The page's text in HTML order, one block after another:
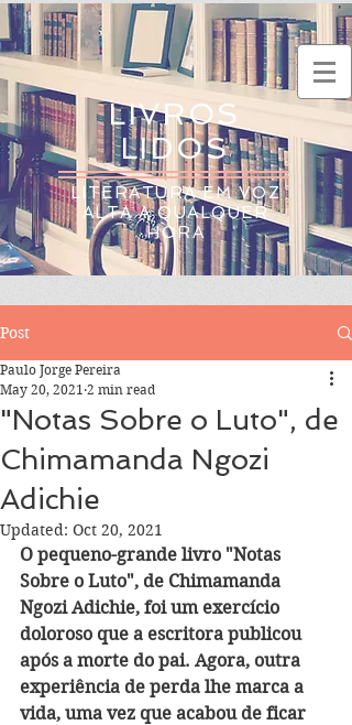
LIVROS
LIDOS
LITERATURA EM VOZ
ALTA A QUALQUER
HORA
Post
"Notas Sobre o Luto", de
Chimamanda Ngozi
Adichie
Paulo Jorge Pereira
May 20, 2021 2 min read
Updated: Oct 20, 2021
O pequeno-grande livro "Notas
Sobre o Luto", de Chimamanda
Ngozi Adichie, foi um exercício
doloroso que a escritora publicou
após a morte do pai. Agora, outra
experiência de perda lhe marca a
vida, uma vez que acabou de ficar